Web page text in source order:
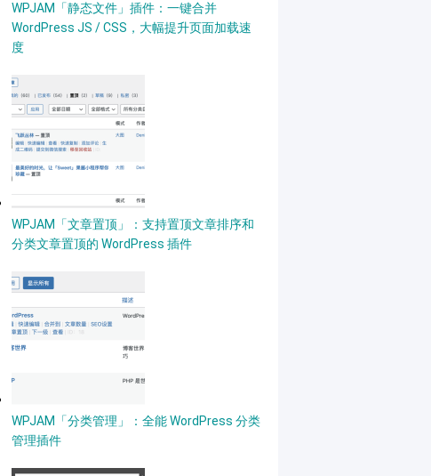
WPJAM「静态文件」插件：一键合并
WordPress JS / CSS，大幅提升页面加载速
度
WPJAM「文章置顶」：支持置顶文章排序和
分类文章置顶的 WordPress 插件
WPJAM「分类管理」：全能 WordPress 分类
管理插件